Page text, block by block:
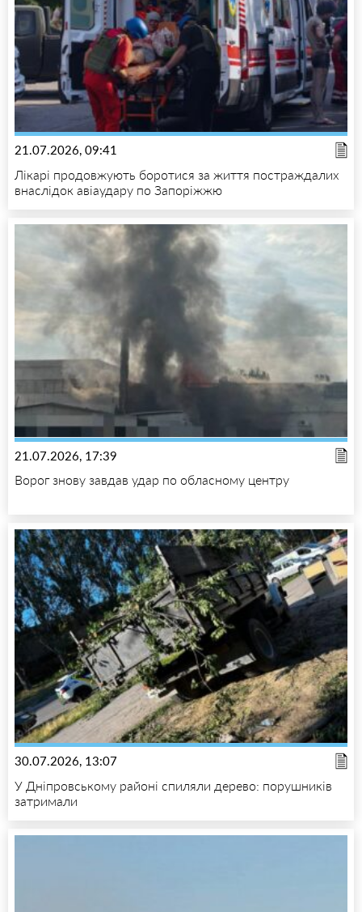
21.07.2026, 09:41
Лікарі продовжують боротися за життя постраждалих
внаслідок авіаудару по Запоріжжю
21.07.2026, 17:39
Ворог знову завдав удар по обласному центру
30.07.2026, 13:07
У Дніпровському районі спиляли дерево: порушників
затримали